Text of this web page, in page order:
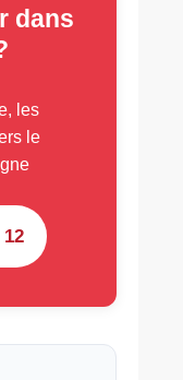
dans
les
le